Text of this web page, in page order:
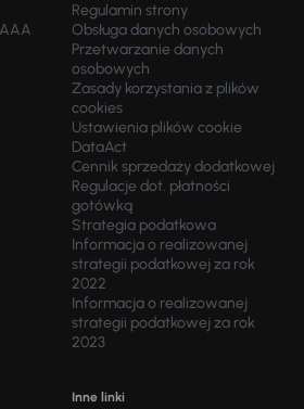
Regulamin strony
Obsługa danych osobowych
Przetwarzanie danych
osobowych
Zasady korzystania z plików
cookies
Ustawienia plików cookie
DataAct
Cennik sprzedaży dodatkowej
Regulacje dot. płatności
gotówką
Strategia podatkowa
Informacja o realizowanej
strategii podatkowej za rok
2022
Informacja o realizowanej
strategii podatkowej za rok
2023
Inne linki